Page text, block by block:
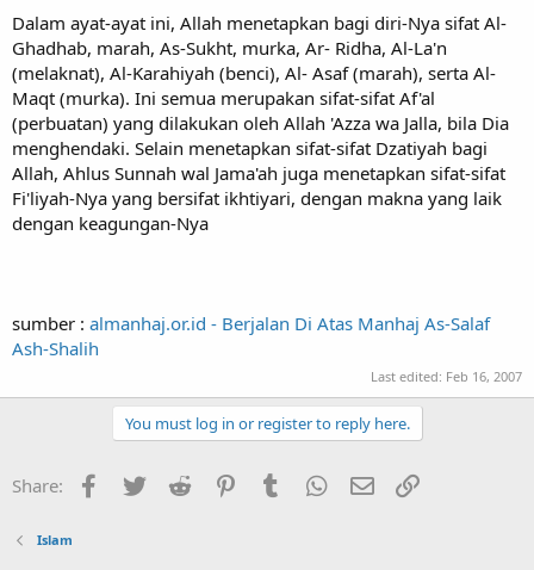
Dalam ayat-ayat ini, Allah menetapkan bagi diri-Nya sifat Al-
Ghadhab, marah, As-Sukht, murka, Ar- Ridha, Al-La'n
(melaknat), Al-Karahiyah (benci), Al- Asaf (marah), serta Al-
Maqt (murka). Ini semua merupakan sifat-sifat Af'al
(perbuatan) yang dilakukan oleh Allah 'Azza wa Jalla, bila Dia
menghendaki. Selain menetapkan sifat-sifat Dzatiyah bagi
Allah, Ahlus Sunnah wal Jama'ah juga menetapkan sifat-sifat
Fi'liyah-Nya yang bersifat ikhtiyari, dengan makna yang laik
dengan keagungan-Nya
sumber : almanhaj.or.id - Berjalan Di Atas Manhaj As-Salaf
Ash-Shalih
Last edited: Feb 16, 2007
You must log in or register to reply here.
Share: Facebook
Twitter Reddit PinterestTumblr WhatsApp
Email
Islam